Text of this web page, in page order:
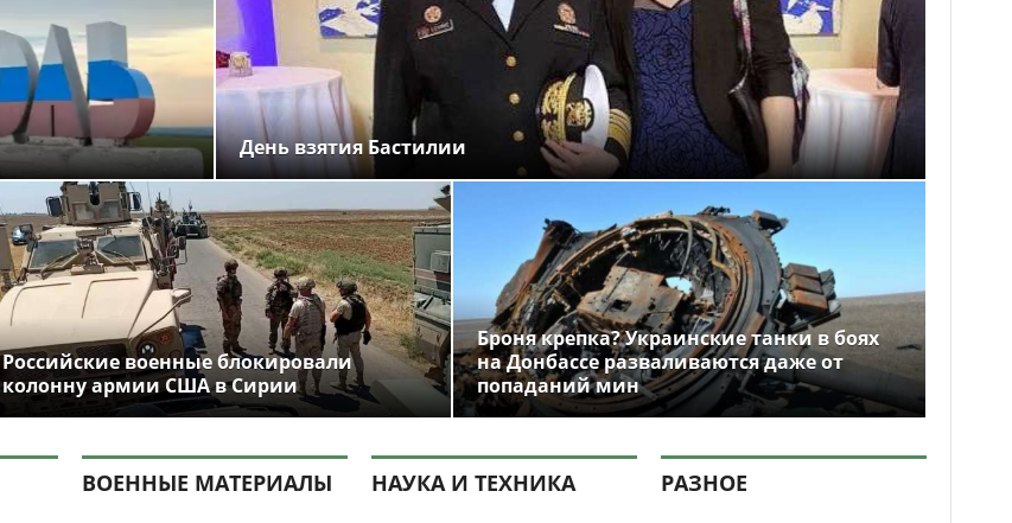
День взятия Бастилии
Российские военные блокировали
колонну армии США в Сирии
Броня крепка? Украинские танки в боях
на Донбассе разваливаются даже от
попаданий мин
ВОЕННЫЕ МАТЕРИАЛЫ НАУКА И ТЕХНИКА РАЗНОЕ